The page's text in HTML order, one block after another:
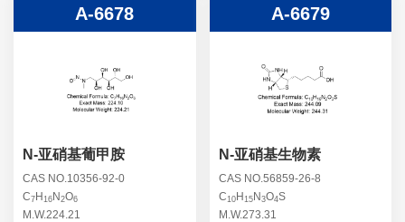
A-6678
N-亚硝基葡甲胺
CAS NO.10356-92-0
C7 H 16 N 2O6
M.W.224.21
A-6679
N-亚硝基生物素
CAS NO.56859-26-8
C10H 15N 3O4S
M.W.273.31